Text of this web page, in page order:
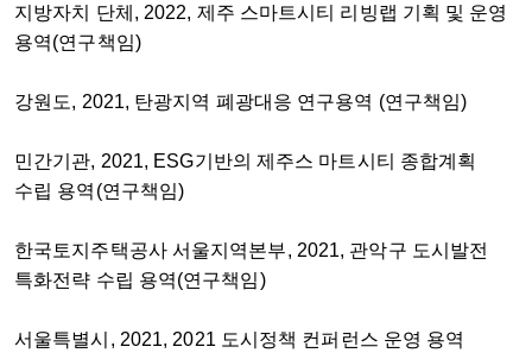
지방자치 단체, 2022, 제주 스마트시티 리빙랩 기획 및 운영
용역(연구책임)
강원도, 2021, 탄광지역 폐광대응 연구용역 (연구책임)
민간기관, 2021, ESG기반의 제주스 마트시티 종합계획
수립 용역(연구책임)
한국토지주택공사 서울지역본부, 2021, 관악구 도시발전
특화전략 수립 용역(연구책임)
서울특별시, 2021, 2021 도시정책 컨퍼런스 운영 용역